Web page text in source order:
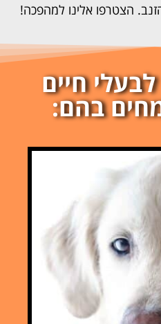
הצטרפו אלינו למהפכה!
חיים
בהם: